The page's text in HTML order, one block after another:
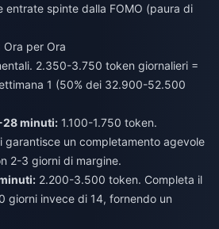
entrate spinte dalla FOMO (paura di
Ora per Ora
2.350-3.750 token giornalieri =
1 (50% dei 32.900-52.500
28 minuti: 1.100-1.750 token.
garantisce un completamento agevole
2-3 giorni di margine.
2.200-3.500 token. Completa il
giorni invece di 14, fornendo un